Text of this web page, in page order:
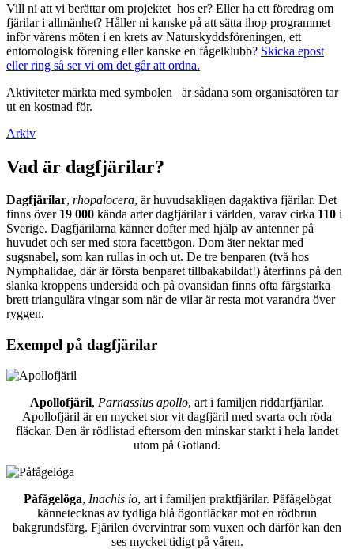
Vill ni att vi berättar om projektet hos er? Eller ha ett föredrag om
fjärilar i allmänhet? Håller ni kanske på att sätta ihop programmet
inför vårens möten i en krets av Naturskyddsföreningen, ett
entomologisk förening eller kanske en fågelklubb? Skicka epost
eller ring så ser vi om det går att ordna.
Aktiviteter märkta med symbolen
är sådana som organisatören tar
ut en kostnad för.
Arkiv
Vad är dagfjärilar?
Dagfjärilar, rhopalocera, är huvudsakligen dagaktiva fjärilar. Det
finns över 19 000 kända arter dagfjärilar i världen, varav cirka 110 i
Sverige. Dagfjärilarna känner dofter med hjälp av antenner på
huvudet och ser med stora facettögon. Dom äter nektar med
sugsnabel, som kan rullas in och ut. De tre benparen (två hos
Nymphalidae, där är första benparet tillbakabildat!) återfinns på den
slanka kroppens undersida och på ovansidan finns ofta färgstarka
brett triangulära vingar som när de vilar är resta mot varandra över
ryggen.
Exempel på dagfjärilar
Apollofjäril, Parnassius apollo, art i familjen riddarfjärilar.
Apollofjäril är en mycket stor vit dagfjäril med svarta och röda
fläckar. Den är rödlistad eftersom den minskar starkt i hela landet
utom på Gotland.
Påfågelöga, Inachis io, art i familjen praktfjärilar. Påfågelögat
kännetecknas av tydliga blå ögonfläckar mot en rödbrun
bakgrundsfärg. Fjärilen övervintrar som vuxen och därför kan den
ses mycket tidigt på våren.